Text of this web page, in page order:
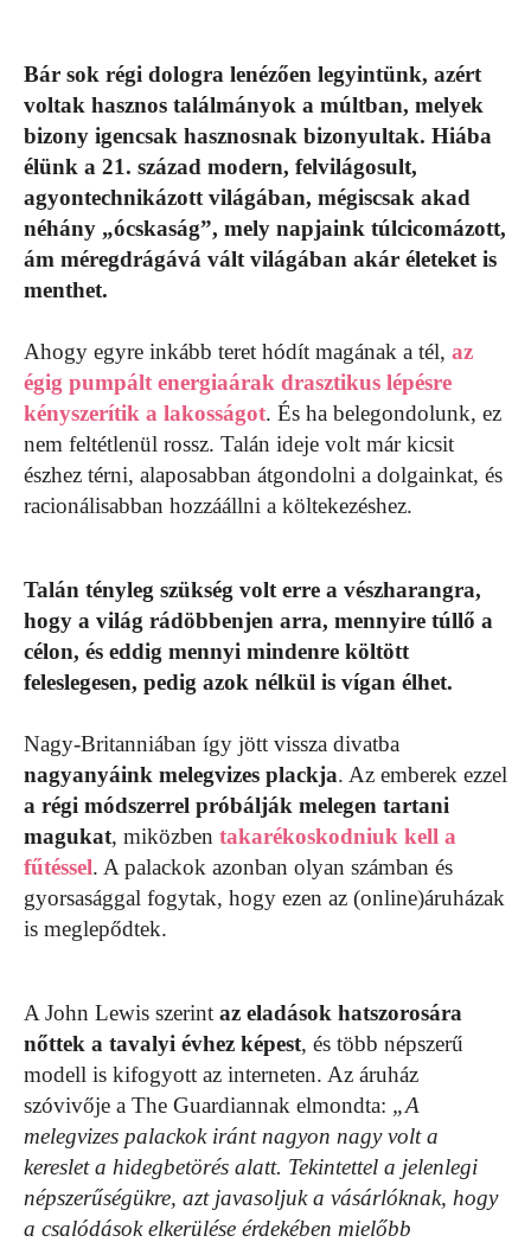
Bár sok régi dologra lenézően legyintünk, azért
voltak hasznos találmányok a múltban, melyek
bizony igencsak hasznosnak bizonyultak. Hiába
élünk a 21. század modern, felvilágosult,
agyontechnikázott világában, mégiscsak akad
néhány „ócskaság”, mely napjaink túlcicomázott,
ám méregdrágává vált világában akár életeket is
menthet.
Ahogy egyre inkább teret hódít magának a tél, az
égig pumpált energiaárak drasztikus lépésre
kényszerítik a lakosságot. És ha belegondolunk, ez
nem feltétlenül rossz. Talán ideje volt már kicsit
észhez térni, alaposabban átgondolni a dolgainkat, és
racionálisabban hozzáállni a költekezéshez.
Talán tényleg szükség volt erre a vészharangra,
hogy a világ rádöbbenjen arra, mennyire túllő a
célon, és eddig mennyi mindenre költött
feleslegesen, pedig azok nélkül is vígan élhet.
Nagy-Britanniában így jött vissza divatba
nagyanyáink melegvizes plackja. Az emberek ezzel
a régi módszerrel próbálják melegen tartani
magukat, miközben takarékoskodniuk kell a
fűtéssel. A palackok azonban olyan számban és
gyorsasággal fogytak, hogy ezen az (online)áruházak
is meglepődtek.
A John Lewis szerint az eladások hatszorosára
nőttek a tavalyi évhez képest, és több népszerű
modell is kifogyott az interneten. Az áruház
szóvivője a The Guardiannak elmondta: „A
melegvizes palackok iránt nagyon nagy volt a
kereslet a hidegbetörés alatt. Tekintettel a jelenlegi
népszerűségükre, azt javasoljuk a vásárlóknak, hogy
a csalódások elkerülése érdekében mielőbb